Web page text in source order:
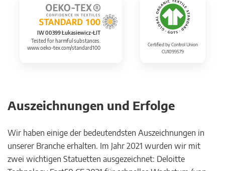
IW 00399 Łukasiewicz-ŁIT
Tested for harmful substances.
www.oeko-tex.com/standard100
Certified by Control Union
CU1099579
Auszeichnungen und Erfolge
Wir haben einige der bedeutendsten Auszeichnungen in
unserer Branche erhalten. Im Jahr 2021 wurden wir mit
zwei wichtigen Statuetten ausgezeichnet: Deloitte